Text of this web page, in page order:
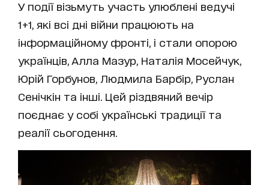
У події візьмуть участь улюблені ведучі
1+1, які всі дні війни працюють на
інформаційному фронті, і стали опорою
українців, Алла Мазур, Наталія Мосейчук,
Юрій Горбунов, Людмила Барбір, Руслан
Сенічкін та інші. Цей різдвяний вечір
поєднає у собі українські традиції та
реалії сьогодення.